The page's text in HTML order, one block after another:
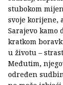
stubokom
svoje korijene,
Sarajevo kamo
kratkom
u životu –
Međutim,
određen